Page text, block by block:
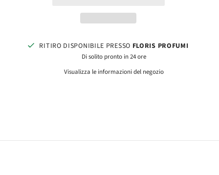
RITIRO DISPONIBILE PRESSO FLORIS PROFUMI
Di solito pronto in 24 ore
Visualizza le informazioni del negozio